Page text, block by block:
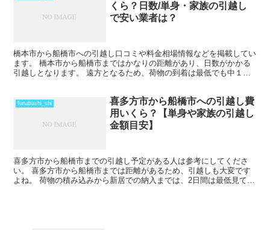
くら？日数/単身・家族の引越し
で安い業者は？
橋本市から船橋市への引越し口コミや料金相場情報などを掲載してい
ます。 橋本市から船橋市まではかなりの距離があり、日数がかかる
引越しとなります。 遠方となるため、荷物の到着は最低でも中１日
funabashi_shi
喜多方市から船橋市への引越し費
用いくら？【単身や家族の引越し
金額目安】
喜多方市から船橋市までの引越し予定がある人は参考にしてくださ
い。 喜多方市から船橋市までは距離があるため、引越しも大変です
よね。 荷物の積み込みから新居での納入までは、2日間は最低見てお